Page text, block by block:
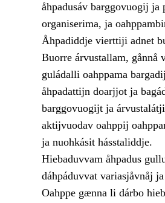
åhpadusáv barggovuogij
organiserima, ja
Åhpadiddje vierttiji adnet
Buorre árvustallam, gånnå
guládalli oahppama
åhpadattijn doarjjot ja
barggovuogijt ja
aktijvuodav oahppij
ja nuohkásit hásstaliddje.
Hiebaduvvam åhpadus
dáhpáduvvat variasjåvnåj
Oahppe gænna li dárbo